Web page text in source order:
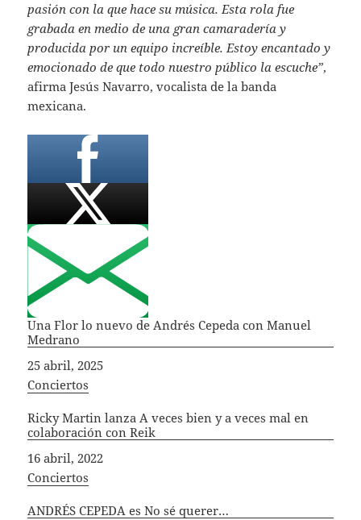
pasión con la que hace su música. Esta rola fue
grabada en medio de una gran camaradería y
producida por un equipo increíble. Estoy encantado y
emocionado de que todo nuestro público la escuche”,
afirma Jesús Navarro, vocalista de la banda
mexicana.
Una Flor lo nuevo de Andrés Cepeda con Manuel
Medrano
Fecha
25 abril, 2025
In relation to
Conciertos
Ricky Martin lanza A veces bien y a veces mal en
colaboración con Reik
Fecha
16 abril, 2022
In relation to
Conciertos
ANDRÉS CEPEDA es No sé querer…